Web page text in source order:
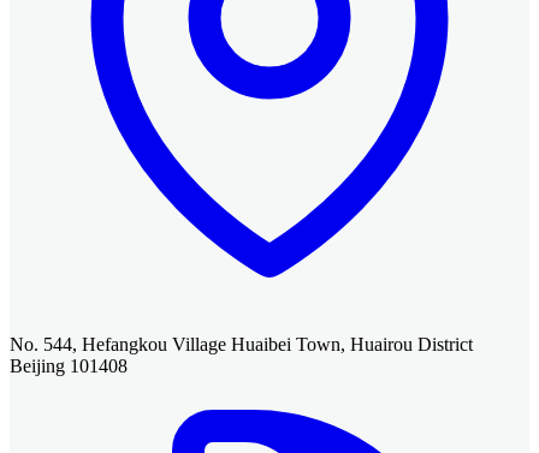
No. 544, Hefangkou Village Huaibei Town, Huairou District
Beijing 101408